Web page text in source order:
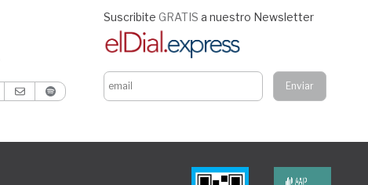
Suscribite GRATIS a nuestro Newsletter